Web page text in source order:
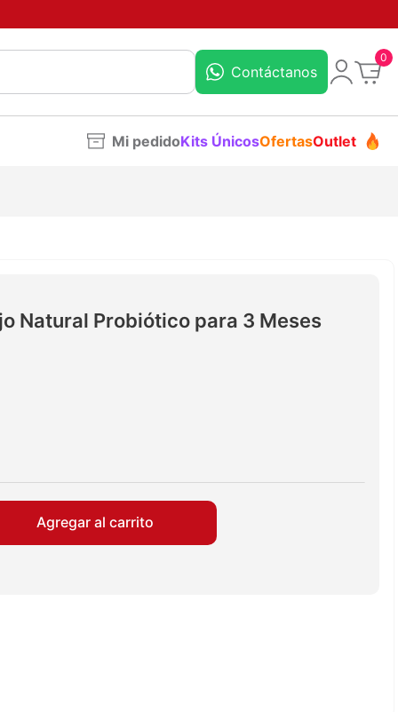
Contáctanos
0
Mi pedidoKits ÚnicosOfertasOutlet
Natural Probiótico para 3 Meses
Agregar al carrito